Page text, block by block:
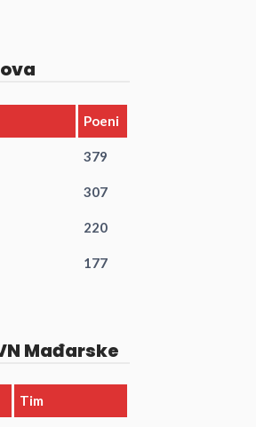
Poeni
379
307
220
177
Mađarske
Tim